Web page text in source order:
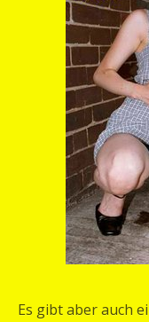
Es gibt aber auch